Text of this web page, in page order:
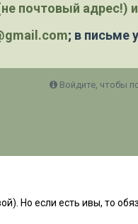
почтовый адрес!)
; в письме
Войдите, чтобы
Но если есть ивы, то